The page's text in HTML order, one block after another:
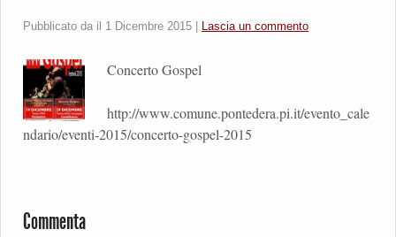
Pubblicato da il 1 Dicembre 2015 Lascia un commento
Concerto Gospel
http://www.comune.pontedera.pi.it/evento_cale
ndario/eventi-2015/concerto-gospel-2015
Commenta